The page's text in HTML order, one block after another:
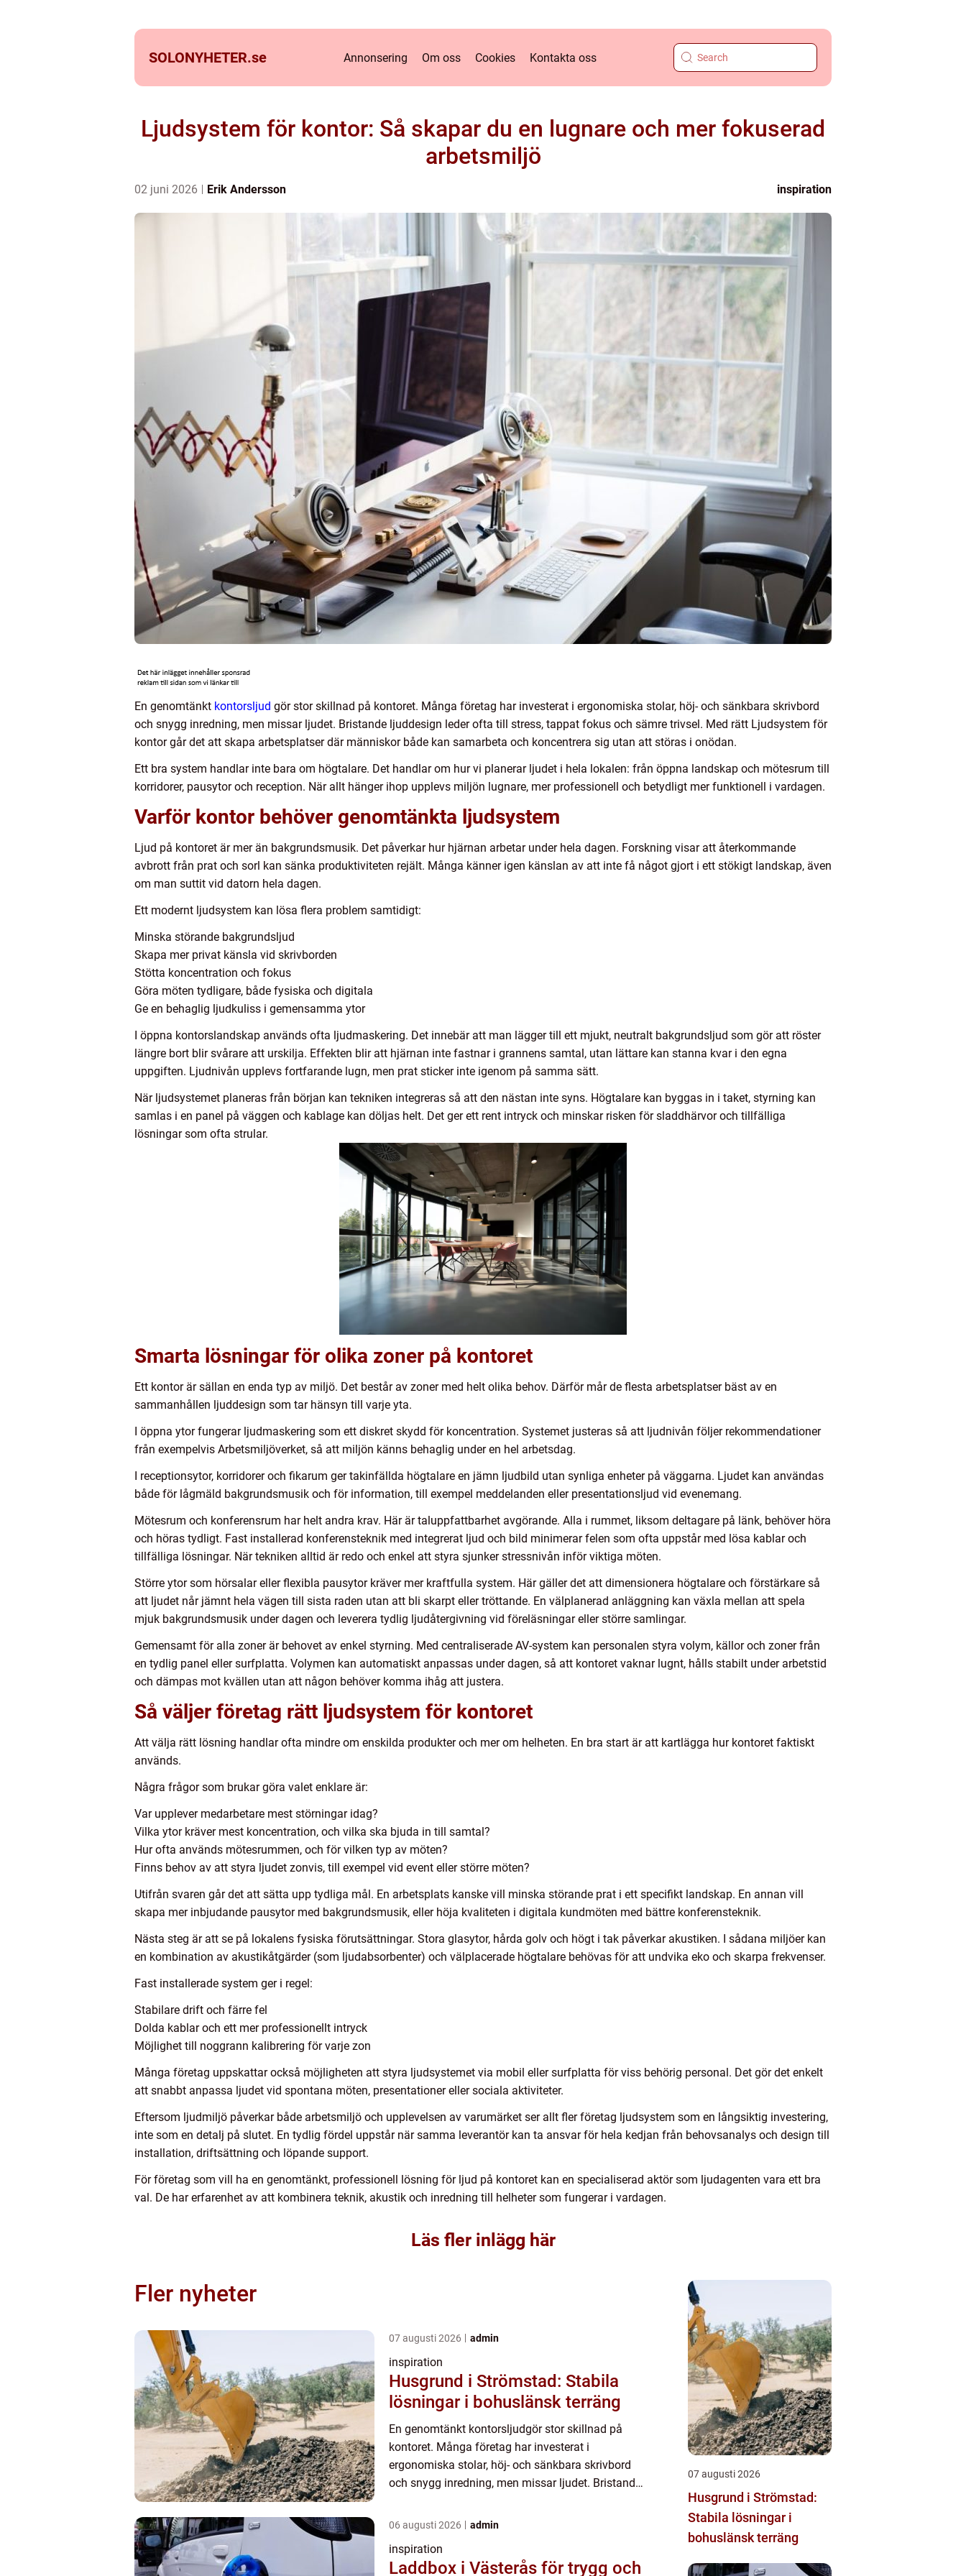
SOLONYHETER.se Annonsering Om oss Cookies Kontakta oss
Ljudsystem för kontor: Så skapar du en lugnare och mer fokuserad
arbetsmiljö
02 juni 2026 Erik Andersson inspiration
En genomtänkt kontorsljud gör stor skillnad på kontoret. Många företag har investerat i ergonomiska stolar, höj- och sänkbara skrivbord
och snygg inredning, men missar ljudet. Bristande ljuddesign leder ofta till stress, tappat fokus och sämre trivsel. Med rätt Ljudsystem för
kontor går det att skapa arbetsplatser där människor både kan samarbeta och koncentrera sig utan att störas i onödan.
Ett bra system handlar inte bara om högtalare. Det handlar om hur vi planerar ljudet i hela lokalen: från öppna landskap och mötesrum till
korridorer, pausytor och reception. När allt hänger ihop upplevs miljön lugnare, mer professionell och betydligt mer funktionell i vardagen.
Varför kontor behöver genomtänkta ljudsystem
Ljud på kontoret är mer än bakgrundsmusik. Det påverkar hur hjärnan arbetar under hela dagen. Forskning visar att återkommande
avbrott från prat och sorl kan sänka produktiviteten rejält. Många känner igen känslan av att inte få något gjort i ett stökigt landskap, även
om man suttit vid datorn hela dagen.
Ett modernt ljudsystem kan lösa flera problem samtidigt:
Minska störande bakgrundsljud
Skapa mer privat känsla vid skrivborden
Stötta koncentration och fokus
Göra möten tydligare, både fysiska och digitala
Ge en behaglig ljudkuliss i gemensamma ytor
I öppna kontorslandskap används ofta ljudmaskering. Det innebär att man lägger till ett mjukt, neutralt bakgrundsljud som gör att röster
längre bort blir svårare att urskilja. Effekten blir att hjärnan inte fastnar i grannens samtal, utan lättare kan stanna kvar i den egna
uppgiften. Ljudnivån upplevs fortfarande lugn, men prat sticker inte igenom på samma sätt.
När ljudsystemet planeras från början kan tekniken integreras så att den nästan inte syns. Högtalare kan byggas in i taket, styrning kan
samlas i en panel på väggen och kablage kan döljas helt. Det ger ett rent intryck och minskar risken för sladdhärvor och tillfälliga
lösningar som ofta strular.
Smarta lösningar för olika zoner på kontoret
Ett kontor är sällan en enda typ av miljö. Det består av zoner med helt olika behov. Därför mår de flesta arbetsplatser bäst av en
sammanhållen ljuddesign som tar hänsyn till varje yta.
I öppna ytor fungerar ljudmaskering som ett diskret skydd för koncentration. Systemet justeras så att ljudnivån följer rekommendationer
från exempelvis Arbetsmiljöverket, så att miljön känns behaglig under en hel arbetsdag.
I receptionsytor, korridorer och fikarum ger takinfällda högtalare en jämn ljudbild utan synliga enheter på väggarna. Ljudet kan användas
både för lågmäld bakgrundsmusik och för information, till exempel meddelanden eller presentationsljud vid evenemang.
Mötesrum och konferensrum har helt andra krav. Här är taluppfattbarhet avgörande. Alla i rummet, liksom deltagare på länk, behöver höra
och höras tydligt. Fast installerad konferensteknik med integrerat ljud och bild minimerar felen som ofta uppstår med lösa kablar och
tillfälliga lösningar. När tekniken alltid är redo och enkel att styra sjunker stressnivån inför viktiga möten.
Större ytor som hörsalar eller flexibla pausytor kräver mer kraftfulla system. Här gäller det att dimensionera högtalare och förstärkare så
att ljudet når jämnt hela vägen till sista raden utan att bli skarpt eller tröttande. En välplanerad anläggning kan växla mellan att spela
mjuk bakgrundsmusik under dagen och leverera tydlig ljudåtergivning vid föreläsningar eller större samlingar.
Gemensamt för alla zoner är behovet av enkel styrning. Med centraliserade AV-system kan personalen styra volym, källor och zoner från
en tydlig panel eller surfplatta. Volymen kan automatiskt anpassas under dagen, så att kontoret vaknar lugnt, hålls stabilt under arbetstid
och dämpas mot kvällen utan att någon behöver komma ihåg att justera.
Så väljer företag rätt ljudsystem för kontoret
Att välja rätt lösning handlar ofta mindre om enskilda produkter och mer om helheten. En bra start är att kartlägga hur kontoret faktiskt
används.
Några frågor som brukar göra valet enklare är:
Var upplever medarbetare mest störningar idag?
Vilka ytor kräver mest koncentration, och vilka ska bjuda in till samtal?
Hur ofta används mötesrummen, och för vilken typ av möten?
Finns behov av att styra ljudet zonvis, till exempel vid event eller större möten?
Utifrån svaren går det att sätta upp tydliga mål. En arbetsplats kanske vill minska störande prat i ett specifikt landskap. En annan vill
skapa mer inbjudande pausytor med bakgrundsmusik, eller höja kvaliteten i digitala kundmöten med bättre konferensteknik.
Nästa steg är att se på lokalens fysiska förutsättningar. Stora glasytor, hårda golv och högt i tak påverkar akustiken. I sådana miljöer kan
en kombination av akustikåtgärder (som ljudabsorbenter) och välplacerade högtalare behövas för att undvika eko och skarpa frekvenser.
Fast installerade system ger i regel:
Stabilare drift och färre fel
Dolda kablar och ett mer professionellt intryck
Möjlighet till noggrann kalibrering för varje zon
Många företag uppskattar också möjligheten att styra ljudsystemet via mobil eller surfplatta för viss behörig personal. Det gör det enkelt
att snabbt anpassa ljudet vid spontana möten, presentationer eller sociala aktiviteter.
Eftersom ljudmiljö påverkar både arbetsmiljö och upplevelsen av varumärket ser allt fler företag ljudsystem som en långsiktig investering,
inte som en detalj på slutet. En tydlig fördel uppstår när samma leverantör kan ta ansvar för hela kedjan från behovsanalys och design till
installation, driftsättning och löpande support.
För företag som vill ha en genomtänkt, professionell lösning för ljud på kontoret kan en specialiserad aktör som ljudagenten vara ett bra
val. De har erfarenhet av att kombinera teknik, akustik och inredning till helheter som fungerar i vardagen.
Läs fler inlägg här
Fler nyheter
07 augusti 2026 admin
inspiration
Husgrund i Strömstad: Stabila
lösningar i bohuslänsk terräng
En genomtänkt kontorsljudgör stor skillnad på
kontoret. Många företag har investerat i
ergonomiska stolar, höj- och sänkbara skrivbord
och snygg inredning, men missar ljudet. Bristande
06 augusti 2026 admin
inspiration
Laddbox i Västerås för trygg och
07 augusti 2026
Husgrund i Strömstad:
Stabila lösningar i
bohuslänsk terräng